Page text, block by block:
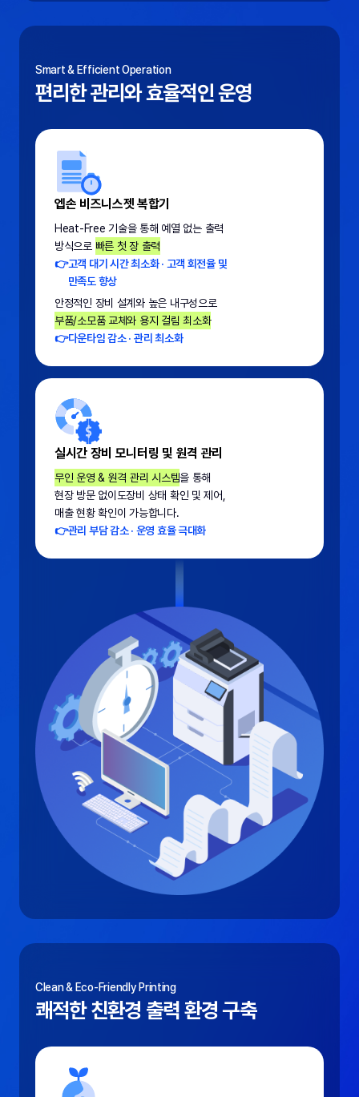
Smart & Efficient Operation
편리한 관리와 효율적인 운영
엡손 비즈니스젯 복합기
Heat-Free 기술을 통해 예열 없는 출력
방식으로 빠른 첫 장 출력
👉고객 대기 시간 최소화 · 고객 회전율 및
만족도 향상
안정적인 장비 설계와 높은 내구성으로
부품/소모품 교체와 용지 걸림 최소화
👉다운타임 감소 · 관리 최소화
실시간 장비 모니터링 및 원격 관리
무인 운영 & 원격 관리 시스템을 통해
현장 방문 없이도장비 상태 확인 및 제어,
매출 현황 확인이 가능합니다.
👉관리 부담 감소 · 운영 효율 극대화
Clean & Eco-Friendly Printing
쾌적한 친환경 출력 환경 구축